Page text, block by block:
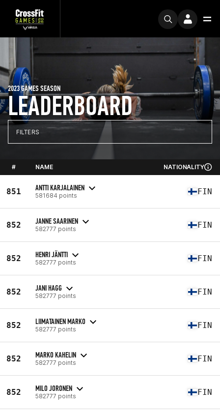
LEADERBOARD
2023 GAMES SEASON
FILTERS
# NAME NATIONALITY
851 ANTTI KARJALAINEN
581684 points FIN
852 JANNE SAARINEN
582777 points FIN
852 HENRI JÄNTTI
582777 points FIN
852 JANI HAGG
582777 points FIN
852 LIIMATAINEN MARKO
582777 points FIN
852 MARKO KAHELIN
582777 points FIN
852 MILO JORONEN
582777 points FIN